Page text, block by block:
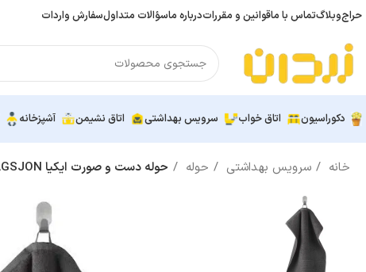
حراجوبلاگتماس با ماقوانین و مقرراتدرباره ماسؤالات متداولسفارش واردات
دکوراسیون اتاق خواب سرویس بهداشتی اتاق نشیمن آشپزخانه
خانه سرویس بهداشتی حوله حوله دست و صورت ایکیا VAGSJON، طوسی تیره